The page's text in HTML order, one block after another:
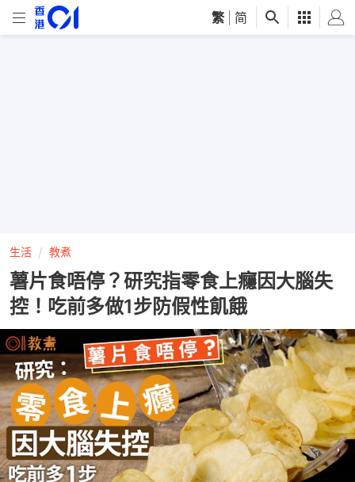
繁 简
生活 教煮
薯片食唔停？研究指零食上癮因大腦失
控！吃前多做1步防假性飢餓